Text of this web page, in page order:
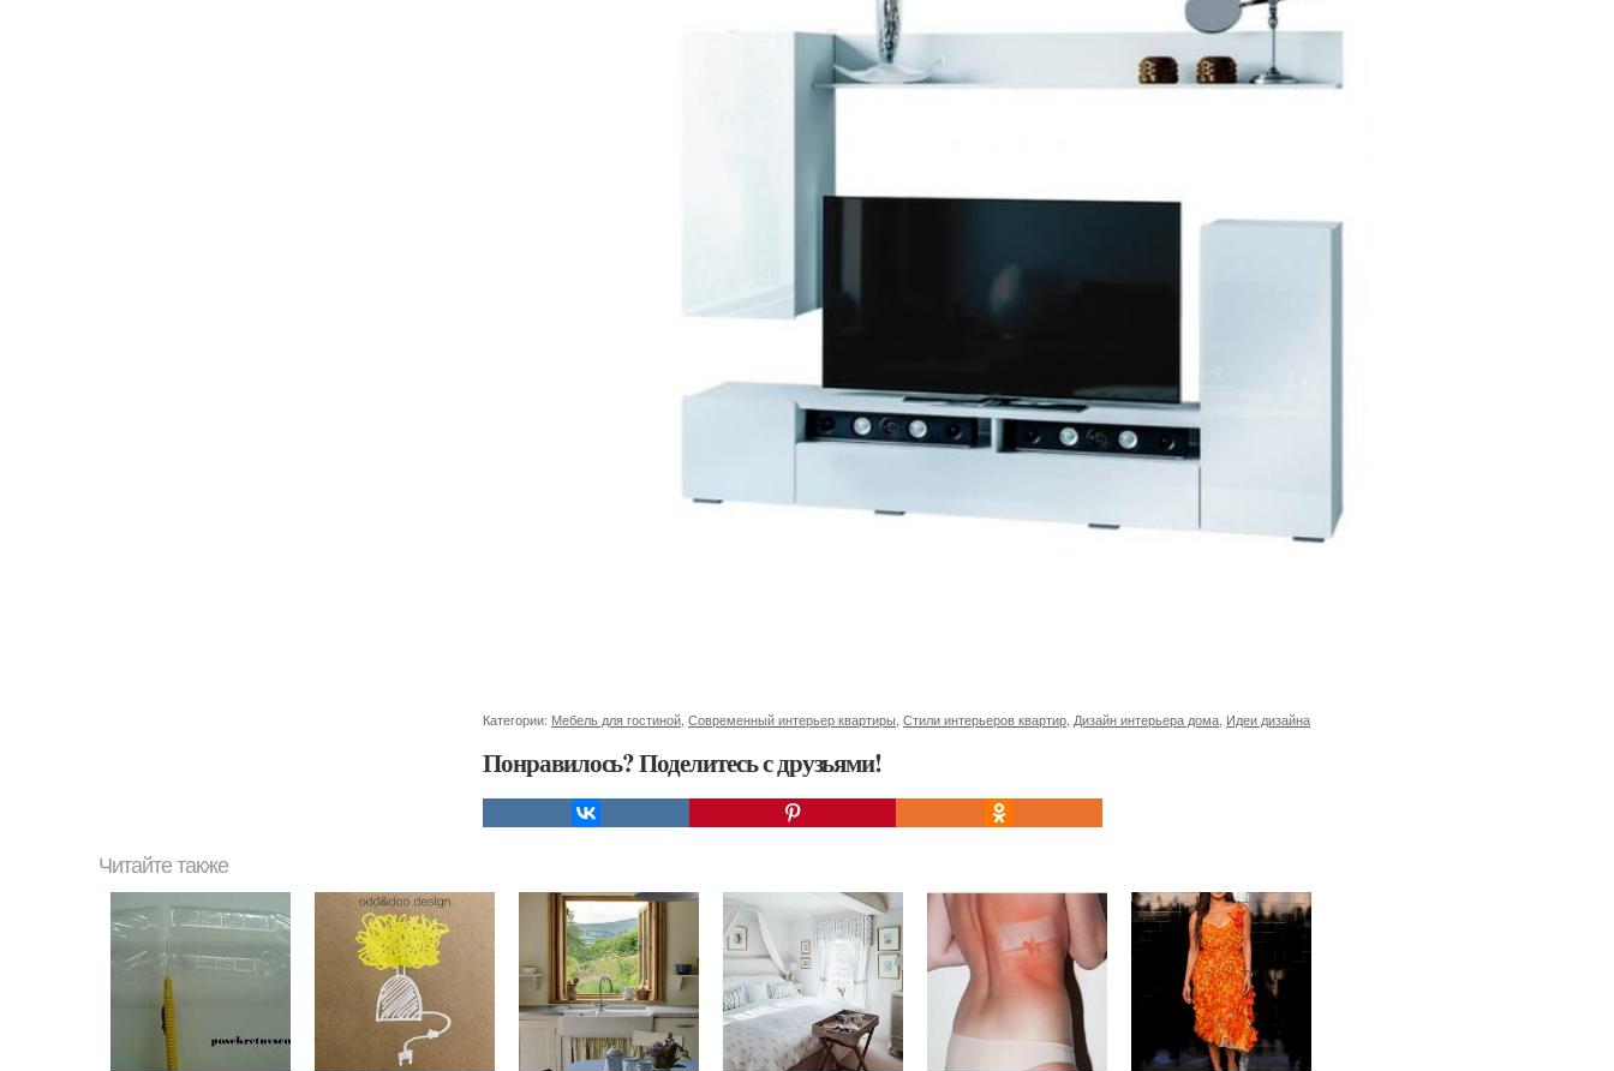
Категории: Мебель для гостиной, Современный интерьер квартиры, Стили интерьеров квартир, Дизайн интерьера дома, Идеи дизайна
Понравилось? Поделитесь с друзьями!
Читайте также